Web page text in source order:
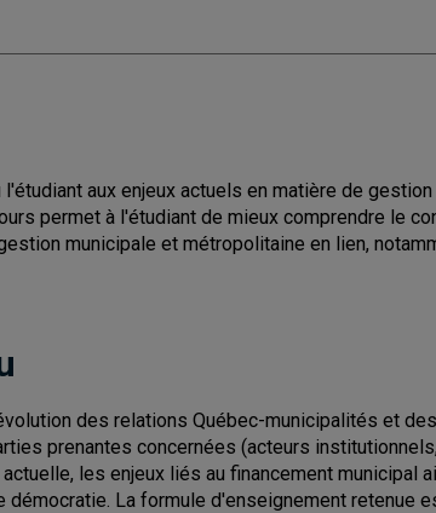
aux enjeux actuels en matière de
permet à l'étudiant de mieux comprendre le
municipale et métropolitaine en lien,
des relations Québec-municipalités et
prenantes concernées (acteurs
les enjeux liés au financement municipal
La formule d'enseignement retenue